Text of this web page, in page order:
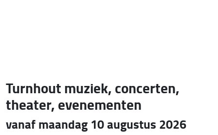
Turnhout muziek, concerten,
theater, evenementen
vanaf maandag 10 augustus 2026